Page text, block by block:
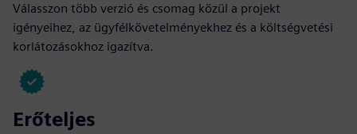
Válasszon több verzió és csomag közül a projekt
igényeihez, az ügyfélkövetelményekhez és a költségvetési
korlátozásokhoz igazítva.
Erőteljes